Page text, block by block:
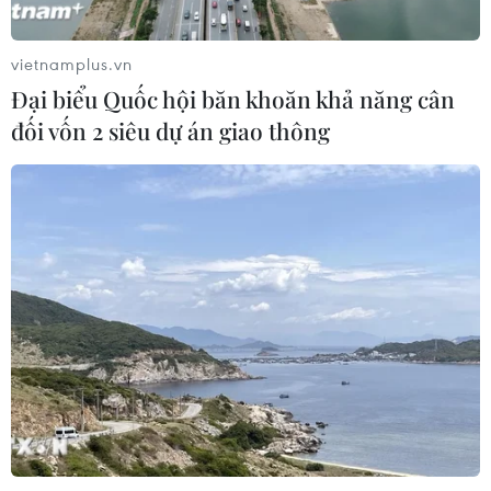
Tổng Bí thư, Chủ tịch nước
tiếp Đại sứ, Đại biện các nước ASEAN
04/08/2026 12:58
Tổng Bí thư, Chủ tịch nước: Cùng
xây dựng Cộng đồng ASEAN đoàn
kết, vững mạnh
04/08/2026 12:57
Thủ tướng Thái Lan đề xuất 3 ưu tiên
cho tương lai ASEAN
04/08/2026 10:45
vietnamplus.vn
Đại biểu Quốc hội băn khoăn khả năng cân
đối vốn 2 siêu dự án giao thông